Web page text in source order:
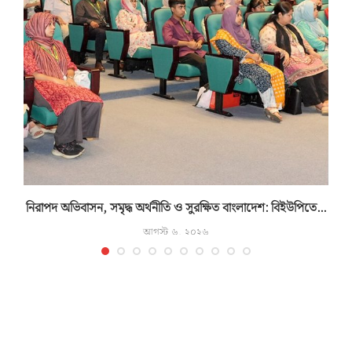
নিরাপদ অভিবাসন, সমৃদ্ধ অর্থনীতি ও সুরক্ষিত বাংলাদেশ: বিইউপিতে...
আগস্ট ৬, ২০২৬